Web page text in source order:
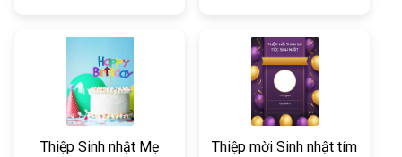
Thiệp Sinh nhật Mẹ Thiệp mời Sinh nhật tím